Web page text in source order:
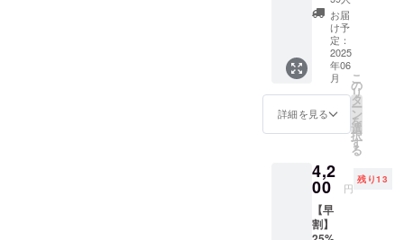
76
60
58
L
78
62
XL
80
64
61
性」の
洗剤の
みを使
う事が
ほとん
どです
店の
「徹底
極端の
アルカ
リ洗剤
と酸性
洗剤を
（35セ
ンチ×35
セン
チ） ・
専用ゴ
ム手
袋 2
枚
オリジ
ナルス
カー 1
枚（10
アール
オリジ
ナルス
ケール
除去
剤 1本
・オリ
ジナル
バッグ
（ロゴ
ン入
り） 1
個
（W30
センチ
お届
け予
定：
2025
年06
月
詳細を見る
こ
の
リ
タ
ー
ン
を
選
択
す
る
4,2
00 円
残り13
【早
割】